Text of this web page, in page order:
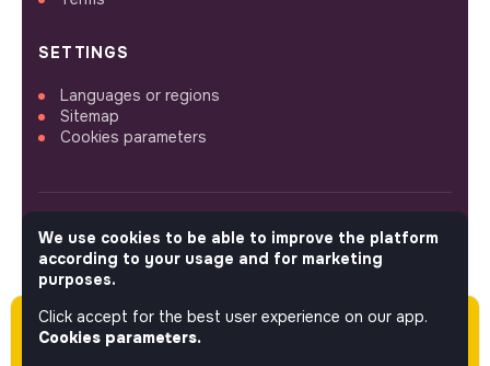
Please note this job was posted over 60 days
ago (05-11-2026) and may or may not have
SETTINGS
Languages or regions
Sitemap
Cookies parameters
FOLLOW US
© 2026 jobs that makesense.
We use cookies to be able to improve the platform
according to your usage and for marketing
purposes.
Click accept for the best user experience on our app.
Cookies parameters.